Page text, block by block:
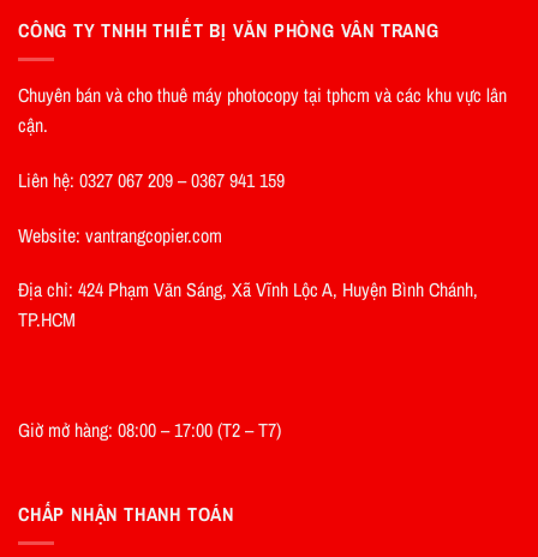
CÔNG TY TNHH THIẾT BỊ VĂN PHÒNG VÂN TRANG
Chuyên bán và cho thuê máy photocopy tại tphcm và các khu vực lân
cận.
Liên hệ: 0327 067 209 – 0367 941 159
Website: vantrangcopier.com
Địa chỉ: 424 Phạm Văn Sáng, Xã Vĩnh Lộc A, Huyện Bình Chánh,
TP.HCM
Giờ mở hàng: 08:00 – 17:00 (T2 – T7)
CHẤP NHẬN THANH TOÁN